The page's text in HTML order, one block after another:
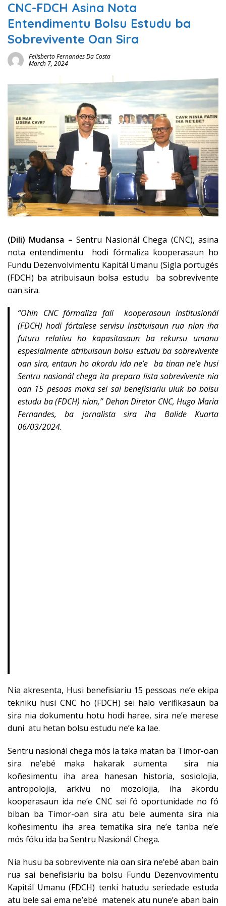
CNC-FDCH Asina Nota
Entendimentu Bolsu Estudu ba
Sobrevivente Oan Sira
Felisberto Fernandes Da Costa
March 7, 2024
(Dili) Mudansa – Sentru Nasionál Chega (CNC), asina
nota entendimentu hodi fórmaliza kooperasaun ho
Fundu Dezenvolvimentu Kapitál Umanu (Sigla portugés
(FDCH) ba atribuisaun bolsa estudu ba sobrevivente
oan sira.
“Ohin CNC fórmaliza fali kooperasaun institusionál
(FDCH) hodi fórtalese servisu instituisaun rua nian iha
futuru relativu ho kapasitasaun ba rekursu umanu
espesialmente atribuisaun bolsu estudu ba sobrevivente
oan sira, entaun ho akordu ida ne’e ba tinan ne’e husi
Sentru nasionál chega ita prepara lista sobrevivente nia
oan 15 pesoas maka sei sai benefisiariu uluk ba bolsu
estudu ba (FDCH) nian,” Dehan Diretor CNC, Hugo Maria
Fernandes, ba jornalista sira iha Balide Kuarta
06/03/2024.
Nia akresenta, Husi benefisiariu 15 pessoas ne’e ekipa
tekniku husi CNC ho (FDCH) sei halo verifikasaun ba
sira nia dokumentu hotu hodi haree, sira ne’e merese
duni atu hetan bolsu estudu ne’e ka lae.
Sentru nasionál chega mós la taka matan ba Timor-oan
sira ne’ebé maka hakarak aumenta sira nia
koñesimentu iha area hanesan historia, sosiolojia,
antropolojia, arkivu no mozolojia, iha akordu
kooperasaun ida ne’e CNC sei fó oportunidade no fó
biban ba Timor-oan sira atu bele aumenta sira nia
koñesimentu iha area tematika sira ne’e tanba ne’e
mós fóku ida ba Sentru Nasionál Chega.
Nia husu ba sobrevivente nia oan sira ne’ebé aban bain
rua sai benefisiariu ba bolsu Fundu Dezenvovimentu
Kapitál Umanu (FDCH) tenki hatudu seriedade estuda
atu bele sai ema ne’ebé matenek atu nune’e aban bain